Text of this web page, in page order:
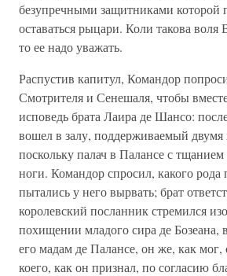
безупречными защитниками которой
оставаться рыцари. Коли такова воля
то ее надо уважать.
Распустив капитул, Командор
Смотрителя и Сенешаля, чтобы
исповедь брата Лаира де Шансо:
вошел в залу, поддерживаемый
поскольку палач в Палансе с
ноги. Командор спросил, какого рода
пытались у него вырвать; брат
королевский посланник стремился
похищении младого сира де Бозеана,
его мадам де Палансе, он же, как мог,
коего, как он признал, по согласию